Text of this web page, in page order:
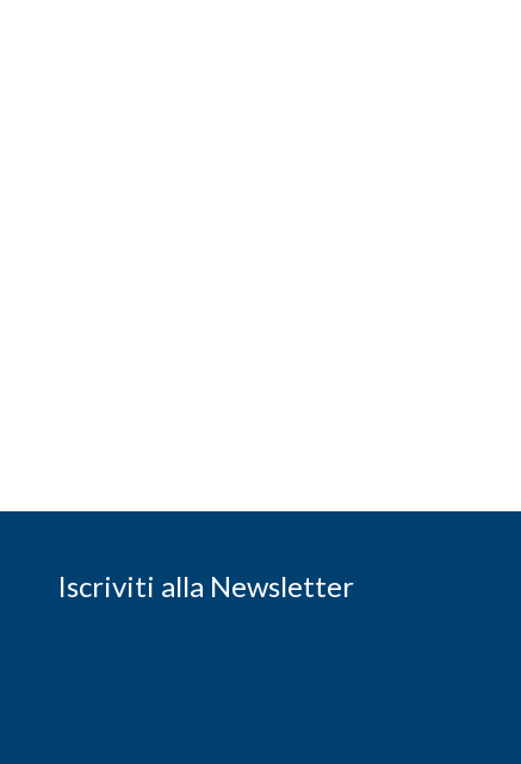
Iscriviti alla Newsletter